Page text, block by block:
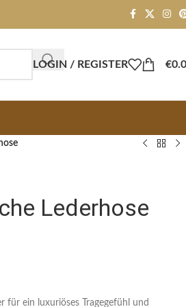
LOGIN / REGISTER €
Lederhose
für ein luxuriöses Tragegefühl und